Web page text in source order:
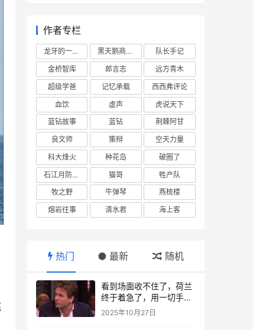
作者专栏
龙牙的一座山 黑天鹅商业情报站
队长手记
金桥智库
郎言志
远方青木
超级学爸
记忆承载
西西弗评论
血饮
虚声
虎说天下
蓝钻故事
蓝钻
荆棘阿甘
良文师
策辩
空天力量
科大烽火
种花岛
破圈了
石江月防务观察
猫哥
牲产队
牧之野
牛弹琴
燕梳楼
熔岩往事
清水君 海上客
热门 最新 随机
看到场面收不住了，荷兰
终于着急了，用一切手段
阻止中企转移业务
2025年10月27日